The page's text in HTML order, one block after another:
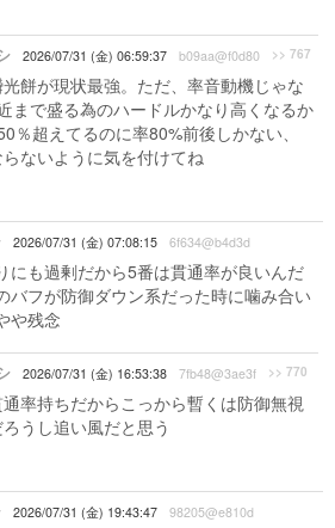
2026/07/31 (金) 06:59:37 b09aa@f0d80 >> 767
餅が現状最強。ただ、率音動機じゃな
まで盛る為のハードルかなり高くなるか
％超えてるのに率80%前後しかない、
ないように気を付けてね
2026/07/31 (金) 07:08:15 6f634@b4d3d
にも過剰だから5番は貫通率が良いんだ
バフが防御ダウン系だった時に噛み合い
や残念
2026/07/31 (金) 16:53:38 7fb48@3ae3f >> 770
率持ちだからこっから暫くは防御無視
うし追い風だと思う
2026/07/31 (金) 19:43:47 98205@e810d